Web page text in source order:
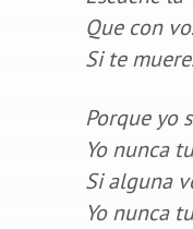
Que con
Si te
Porque yo
Yo nunca
Si alguna
Yo nunca